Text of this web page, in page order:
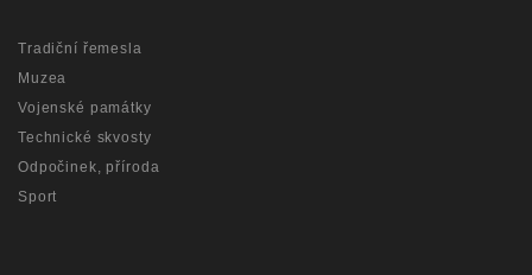
Tradiční řemesla
Muzea
Vojenské památky
Technické skvosty
Odpočinek, příroda
Sport